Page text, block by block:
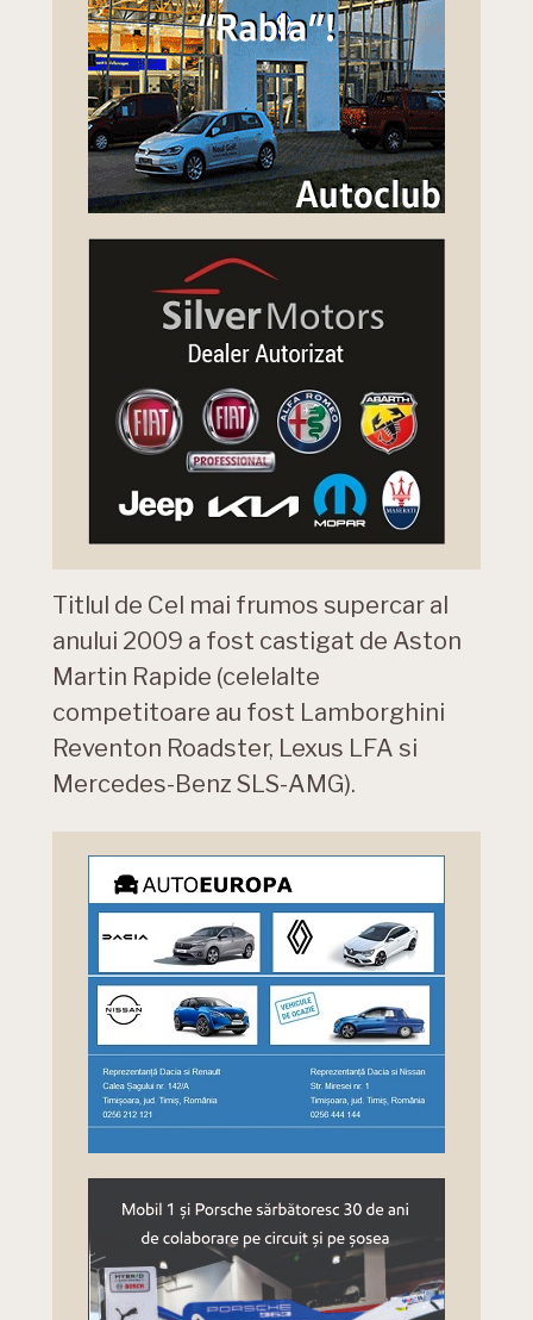
Titlul de Cel mai frumos supercar al
anului 2009 a fost castigat de Aston
Martin Rapide (celelalte
competitoare au fost Lamborghini
Reventon Roadster, Lexus LFA si
Mercedes-Benz SLS-AMG).